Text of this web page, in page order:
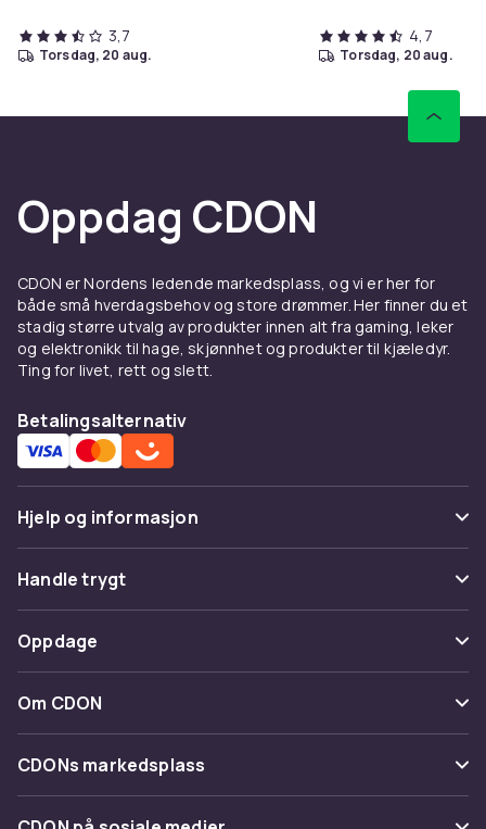
3,7
torsdag, 20 aug.
4,7
torsdag, 20 aug.
Oppdag CDON
CDON er Nordens ledende markedsplass, og vi er her for
både små hverdagsbehov og store drømmer. Her finner du et
stadig større utvalg av produkter innen alt fra gaming, leker
og elektronikk til hage, skjønnhet og produkter til kjæledyr.
Ting for livet, rett og slett.
Betalingsalternativ
Hjelp og informasjon
Vanlige spørsmål
Spor pakke
Angre & returner her
Kontakt oss
Handle trygt
Betaling
Levering
Tilbakekallinger
Oppdage
Kategorier
Varemerker
Om CDON
Om oss
Kundeanmeldelser
CDONs markedsplass
Merchant Help Center